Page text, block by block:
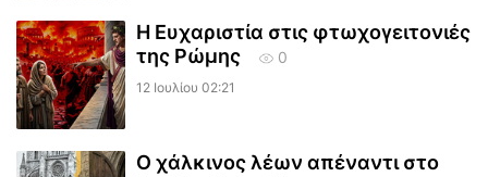
Η Ευχαριστία στις φτωχογειτονιές
της Ρώμης
0
12 Ιουλίου 02:21
Ο χάλκινος λέων απέναντι στο